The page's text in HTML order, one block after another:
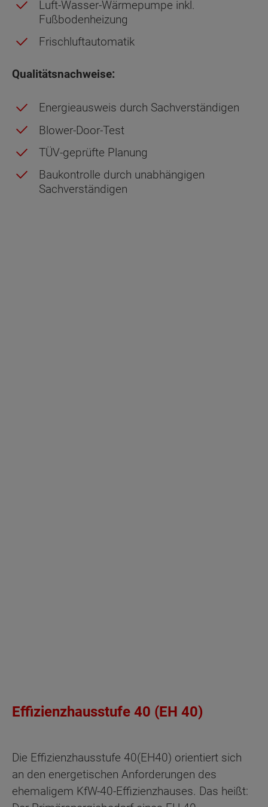
Luft-Wasser-Wärmepumpe inkl.
Fußbodenheizung
Frischluftautomatik
Qualitätsnachweise:
Energieausweis durch Sachverständigen
Blower-Door-Test
TÜV-geprüfte Planung
Baukontrolle durch unabhängigen
Sachverständigen
Effizienzhausstufe 40 (EH 40)
Die Effizienzhausstufe 40(EH40) orientiert sich
an den energetischen Anforderungen des
ehemaligem KfW-40-Effizienzhauses. Das heißt: